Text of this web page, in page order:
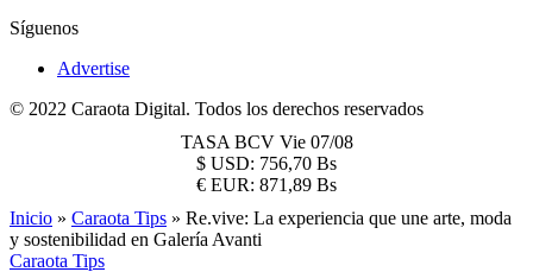
Síguenos
Advertise
© 2022 Caraota Digital. Todos los derechos reservados
TASA BCV Vie 07/08
$ USD: 756,70 Bs
€ EUR: 871,89 Bs
Inicio » Caraota Tips » Re.vive: La experiencia que une arte, moda
y sostenibilidad en Galería Avanti
Caraota Tips